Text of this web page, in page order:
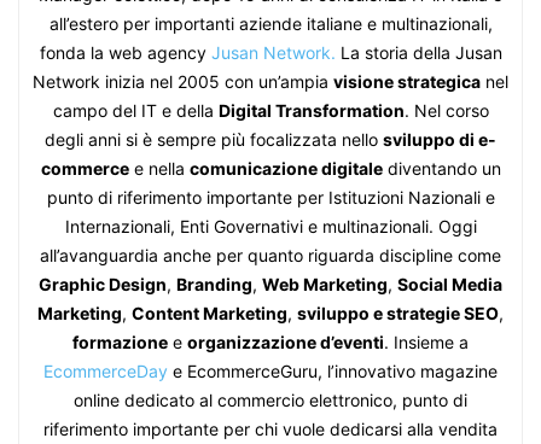
all’estero per importanti aziende italiane e multinazionali,
fonda la web agency Jusan Network. La storia della Jusan
Network inizia nel 2005 con un’ampia visione strategica nel
campo del IT e della Digital Transformation. Nel corso
degli anni si è sempre più focalizzata nello sviluppo di e-
commercee nella comunicazione digitalediventando un
punto di riferimento importante per Istituzioni Nazionali e
Internazionali, Enti Governativi e multinazionali. Oggi
all’avanguardia anche per quanto riguarda discipline come
Graphic Design, Branding, Web Marketing, Social Media
Marketing, Content Marketing, sviluppo e strategie SEO,
formazione e organizzazione d’eventi. Insieme a
EcommerceDay e EcommerceGuru, l’innovativo magazine
online dedicato al commercio elettronico, punto di
riferimento importante per chi vuole dedicarsi alla vendita